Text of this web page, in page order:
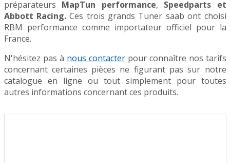
préparateurs MapTun performance, Speedparts et
Abbott Racing.Ces trois grands Tuner saab ont choisi
RBM performance comme importateur officiel pour la
France.
N'hésitez pas à nous contacterpour connaître nos tarifs
concernant certaines pièces ne figurant pas sur notre
catalogue en ligne ou tout simplement pour toutes
autres informations concernant ces produits.